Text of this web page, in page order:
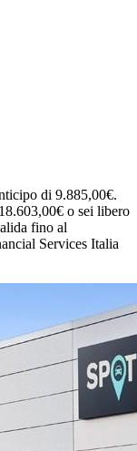
di 9.885,00€.
o sei libero
fino al
Services Italia